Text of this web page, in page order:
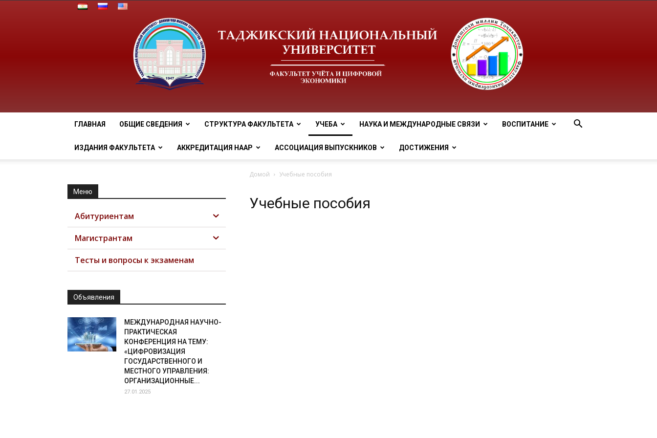
tnu
ГЛАВНАЯ ОБЩИЕ СВЕДЕНИЯ СТРУКТУРА ФАКУЛЬТЕТА УЧЕБА НАУКА И МЕЖДУНАРОДНЫЕ СВЯЗИ ВОСПИТАНИЕ
ИЗДАНИЯ ФАКУЛЬТЕТА АККРЕДИТАЦИЯ НААР АССОЦИАЦИЯ ВЫПУСКНИКОВ ДОСТИЖЕНИЯ
Домой Учебные пособия
Учебные пособия
Меню
Абитуриентам
Магистрантам
Тесты и вопросы к экзаменам
Объявления
МЕЖДУНАРОДНАЯ НАУЧНО-
ПРАКТИЧЕСКАЯ
КОНФЕРЕНЦИЯ НА ТЕМУ:
«ЦИФРОВИЗАЦИЯ
ГОСУДАРСТВЕННОГО И
МЕСТНОГО УПРАВЛЕНИЯ:
ОРГАНИЗАЦИОННЫЕ...
27.01.2025